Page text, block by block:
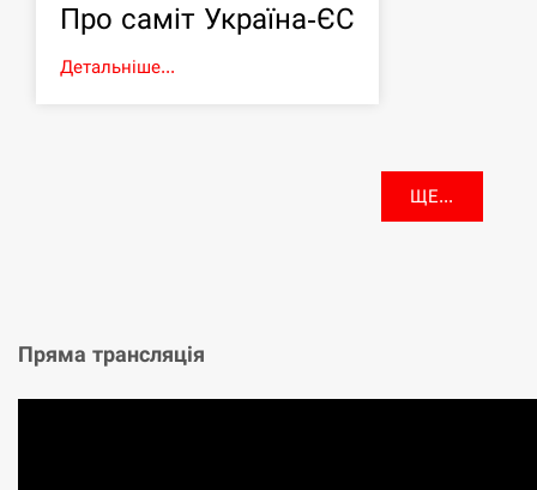
Про саміт Україна-ЄС
Детальніше...
ЩЕ...
Пряма трансляція